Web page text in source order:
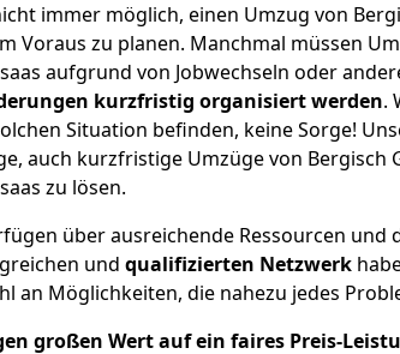
immer möglich, einen Umzug von
Voraus zu planen. Manchmal müssen
aufgrund von Jobwechseln oder
kurzfristig organisiert werden.
Situation befinden, keine Sorge!
auch kurzfristige Umzüge von Bergisch
zu lösen.
über ausreichende Ressourcen und
und qualifizierten Netzwerk
an Möglichkeiten, die nahezu jedes
großen Wert auf ein faires Preis-